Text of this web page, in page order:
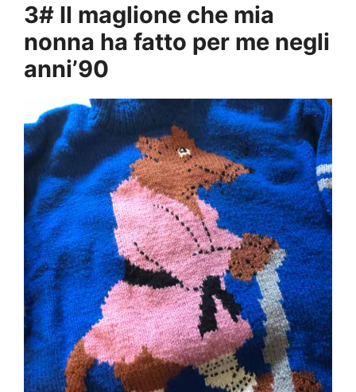
3# Il maglione che mia
nonna ha fatto per me negli
anni’90